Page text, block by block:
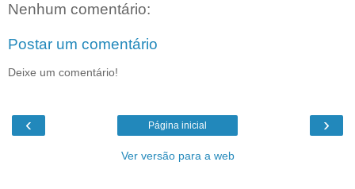
Nenhum comentário:
Postar um comentário
Deixe um comentário!
‹ ›
Página inicial
Ver versão para a web